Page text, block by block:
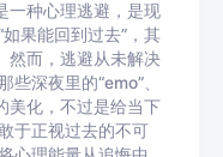
一种心理逃避，是现
果能回到过去”，其
然而，逃避从未解决
深夜里的“emo”、
美化，不过是给当下
于正视过去的不可